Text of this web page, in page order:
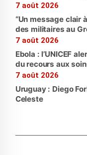
7 août 2026
“Un message clair
des militaires au
7 août 2026
Ebola : l’UNICEF
du recours aux
7 août 2026
Uruguay : Diego
Celeste